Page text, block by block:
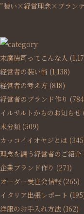
”装い×経営理念×ブラン
末廣徳司ってこんな人
経営者の装い術 (1,138)
経営者の考え方 (818)
経営者のブランド作り
イルサルトからのお知らせ
未分類 (509)
カッコイイオヤジとは
理念を纏う経営者のご紹介
企業ブランド作り (271)
オーダー受注会情報 (265)
イタリア出張レポート
洋服のお手入れ方法 (162)